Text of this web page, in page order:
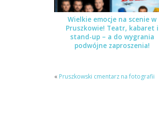
Wielkie emocje na scenie w
Pruszkowie! Teatr, kabaret i
stand-up – a do wygrania
podwójne zaproszenia!
« Pruszkowski cmentarz na fotografii